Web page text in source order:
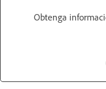
Obtenga